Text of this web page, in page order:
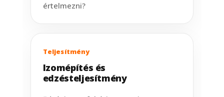
értelmezni?
Teljesítmény
Izomépítés és
edzésteljesítmény